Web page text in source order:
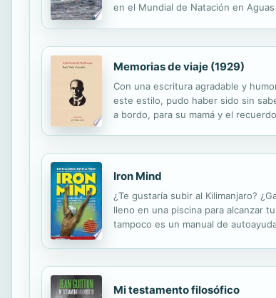
en el Mundial de Natación en
Memorias de viaje (1929)
Con una escritura agradable y
este estilo, pudo haber sido sin
a bordo, para su mamá y el
Iron Mind
¿Te gustaría subir al Kilimanjaro?
lleno en una piscina para alcanzar
tampoco es un manual de
Mi testamento filosófico